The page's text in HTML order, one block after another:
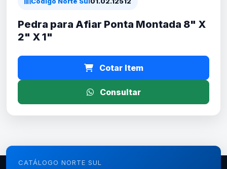
Pedra para Afiar Ponta Montada 8" X
2" X 1"
Cotar Item
Consultar
CATÁLOGO NORTE SUL